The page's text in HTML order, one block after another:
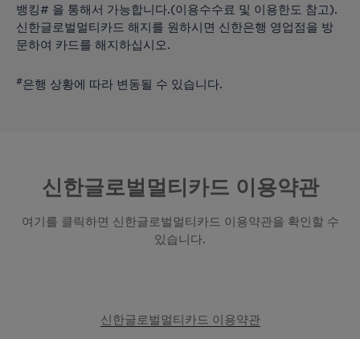
뱅킹# 을 통해서 가능합니다.(이용수수료 및 이용한도 참고).
신한글로벌멀티카드 해지를 원하시면 신한은행 영업점을 방
문하여 카드를 해지하십시오.
#은행 상황에 따라 변동될 수 있습니다.
신한글로벌멀티카드 이용약관
여기를 클릭하면 신한글로벌멀티카드 이용약관을 확인할 수
있습니다.
신한글로벌멀티카드 이용약관